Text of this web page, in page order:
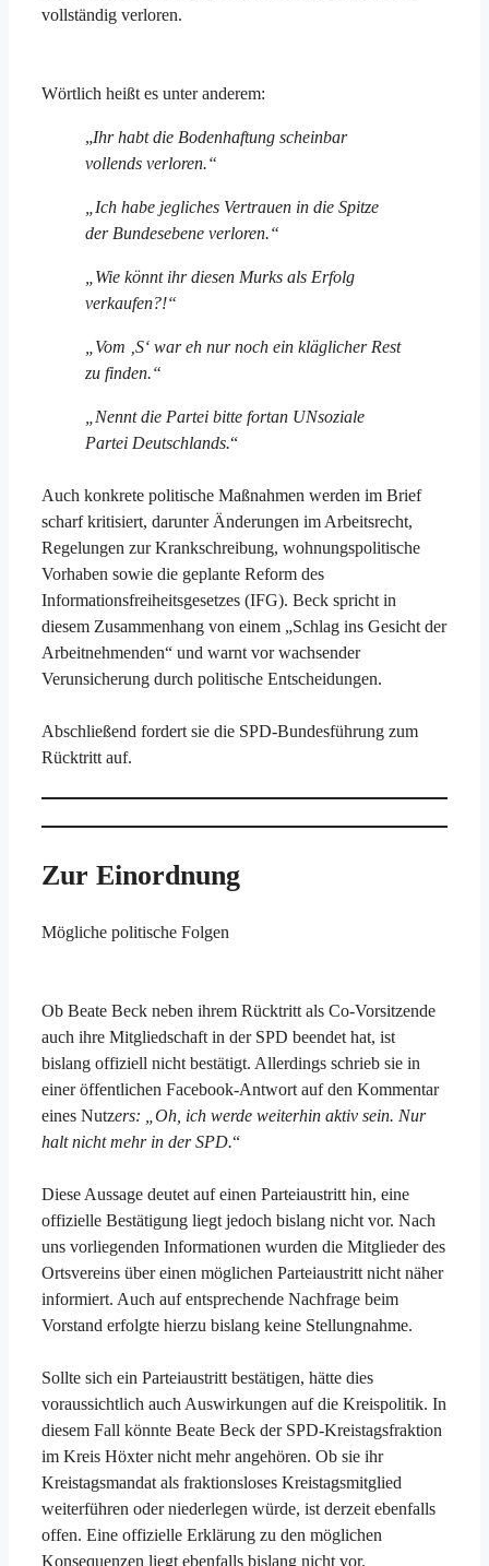
vollständig verloren.
Wörtlich heißt es unter anderem:
„Ihr habt die Bodenhaftung scheinbar
vollends verloren.“
„Ich habe jegliches Vertrauen in die Spitze
der Bundesebene verloren.“
„Wie könnt ihr diesen Murks als Erfolg
verkaufen?!“
„Vom ‚S‘ war eh nur noch ein kläglicher Rest
zu finden.“
„Nennt die Partei bitte fortan UNsoziale
Partei Deutschlands.“
Auch konkrete politische Maßnahmen werden im Brief
scharf kritisiert, darunter Änderungen im Arbeitsrecht,
Regelungen zur Krankschreibung, wohnungspolitische
Vorhaben sowie die geplante Reform des
Informationsfreiheitsgesetzes (IFG). Beck spricht in
diesem Zusammenhang von einem „Schlag ins Gesicht der
Arbeitnehmenden“ und warnt vor wachsender
Verunsicherung durch politische Entscheidungen.
Abschließend fordert sie die SPD-Bundesführung zum
Rücktritt auf.
Zur Einordnung
Mögliche politische Folgen
Ob Beate Beck neben ihrem Rücktritt als Co-Vorsitzende
auch ihre Mitgliedschaft in der SPD beendet hat, ist
bislang offiziell nicht bestätigt. Allerdings schrieb sie in
einer öffentlichen Facebook-Antwort auf den Kommentar
eines Nutzers: „Oh, ich werde weiterhin aktiv sein. Nur
halt nicht mehr in der SPD.“
Diese Aussage deutet auf einen Parteiaustritt hin, eine
offizielle Bestätigung liegt jedoch bislang nicht vor. Nach
uns vorliegenden Informationen wurden die Mitglieder des
Ortsvereins über einen möglichen Parteiaustritt nicht näher
informiert. Auch auf entsprechende Nachfrage beim
Vorstand erfolgte hierzu bislang keine Stellungnahme.
Sollte sich ein Parteiaustritt bestätigen, hätte dies
voraussichtlich auch Auswirkungen auf die Kreispolitik. In
diesem Fall könnte Beate Beck der SPD-Kreistagsfraktion
im Kreis Höxter nicht mehr angehören. Ob sie ihr
Kreistagsmandat als fraktionsloses Kreistagsmitglied
weiterführen oder niederlegen würde, ist derzeit ebenfalls
offen. Eine offizielle Erklärung zu den möglichen
Konsequenzen liegt ebenfalls bislang nicht vor.